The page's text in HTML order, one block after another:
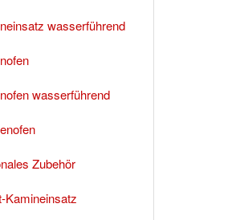
wasserführend
wasserführend
Zubehör
Kamineinsatz